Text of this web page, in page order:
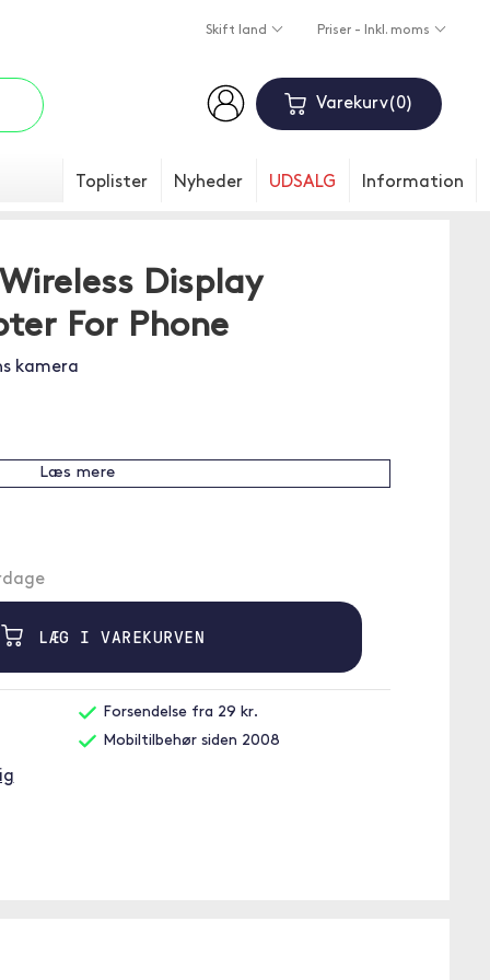
Skift land Priser - Inkl. moms
Varekurv 0
Toplister Nyheder UDSALG Information
Display
For Phone
kamera
Læs mere
LÆG I VAREKURVEN
Forsendelse fra 29 kr.
Mobiltilbehør siden 2008